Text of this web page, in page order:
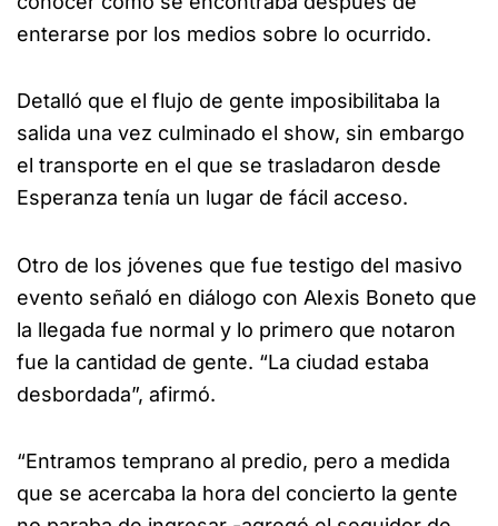
enterarse por los medios sobre lo ocurrido.
Detalló que el flujo de gente imposibilitaba la
salida una vez culminado el show, sin embargo
el transporte en el que se trasladaron desde
Esperanza tenía un lugar de fácil acceso.
Otro de los jóvenes que fue testigo del masivo
evento señaló en diálogo con Alexis Boneto que
la llegada fue normal y lo primero que notaron
fue la cantidad de gente. “La ciudad estaba
desbordada”, afirmó.
“Entramos temprano al predio, pero a medida
que se acercaba la hora del concierto la gente